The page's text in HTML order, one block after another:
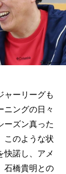
ャーリーグも
ニングの日々
ーズン真った
このような状
快諾し、アメ
石橋貴明との